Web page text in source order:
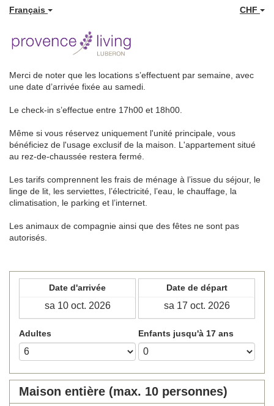
Français CHF
Merci de noter que les locations s’effectuent par semaine, avec
une date d’arrivée fixée au samedi.
Le check-in s’effectue entre 17h00 et 18h00.
Même si vous réservez uniquement l'unité principale, vous
bénéficiez de l'usage exclusif de la maison. L'appartement situé
au rez-de-chaussée restera fermé.
Les tarifs comprennent les frais de ménage à l’issue du séjour, le
linge de lit, les serviettes, l’électricité, l’eau, le chauffage, la
climatisation, le parking et l’internet.
Les animaux de compagnie ainsi que des fêtes ne sont pas
autorisés.
Date d'arrivée Date de départ
Adultes Enfants jusqu'à 17 ans
Maison entière (max. 10 personnes)